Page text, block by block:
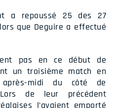
a repoussé 25 des 27
que Deguire a effectué
pas en ce début de
un troisième match en
midi du côté de
Lors de leur précédent
l’avaient emporté